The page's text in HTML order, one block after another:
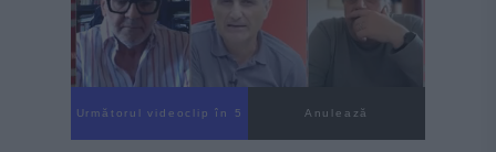
Următorul videoclip în 4 Anulează